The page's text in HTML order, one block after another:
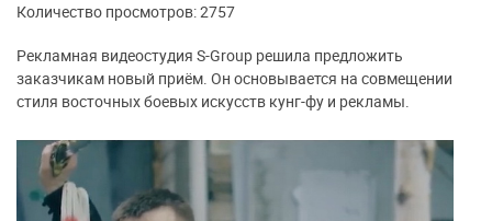
Количество просмотров: 2757
Рекламная видеостудия S-Group решила предложить
заказчикам новый приём. Он основывается на совмещении
стиля восточных боевых искусств кунг-фу и рекламы.